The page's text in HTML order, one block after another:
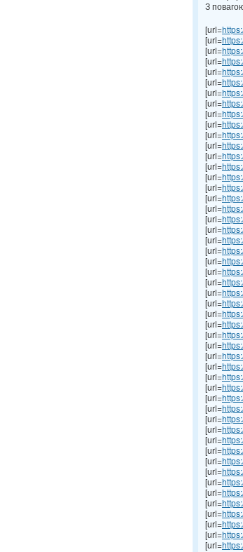
З
[url=
[url=
[url=
[url=
[url=
[url=
[url=
[url=
[url=
[url=
[url=
[url=
[url=
[url=
[url=
[url=
[url=
[url=
[url=
[url=
[url=
[url=
[url=
[url=
[url=
[url=
[url=
[url=
[url=
[url=
[url=
[url=
[url=
[url=
[url=
[url=
[url=
[url=
[url=
[url=
[url=
[url=
[url=
[url=
[url=
[url=
[url=
[url=
[url=
[url=